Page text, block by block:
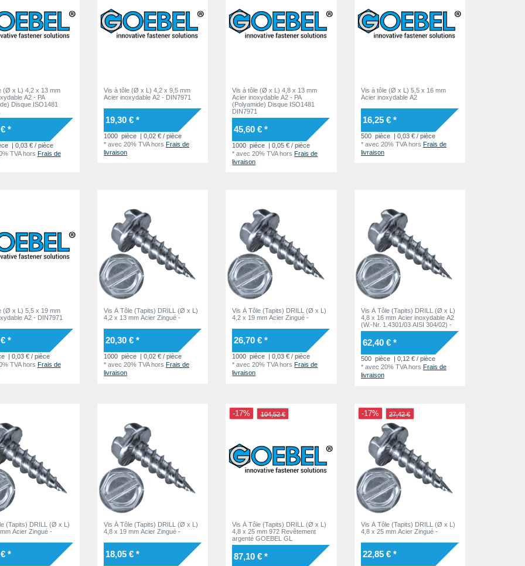
(Ø x L) 4,2 x 13 mm
A2 - PA
Disque ISO1481
*
| 0,03 € / pièce
TVAhors Frais de
Vis à tôle (Ø x L) 4,2 x 9,5 mm
Acier inoxydable A2 - DIN7971
19,30 € *
1000 pièce | 0,02 € / pièce
*avec 20% TVAhorsFrais de
livraison
Vis à tôle (Ø x L) 4,8 x 13 mm
Acier inoxydable A2 - PA
(Polyamide) Disque ISO1481
DIN7971
45,60 € *
1000 pièce | 0,05 € / pièce
*avec 20% TVAhorsFrais de
livraison
Vis à tôle (Ø x L) 5,5 x 16 mm
Acier inoxydable A2
16,25 € *
500 pièce | 0,03 € / pièce
* avec 20% TVAhors Frais de
livraison
(Ø x L) 5,5 x 19 mm
A2 - DIN7971
*
| 0,03 € / pièce
TVAhors Frais de
Vis À Tôle (Tapits) DRILL (Ø x L)
4,2 x 13 mm Acier Zingué -
20,30 € *
1000 pièce
| 0,02 € / pièce
*avec 20% TVAhors Frais de
livraison
Vis À Tôle (Tapits) DRILL (Ø x L)
4,2 x 19 mm Acier Zingué -
26,70 € *
1000 pièce
| 0,03 € / pièce
*avec 20% TVAhors Frais de
livraison
Vis À Tôle (Tapits) DRILL (Ø x L)
4,8 x 16 mm Acier inoxydable A2
(W.-Nr. 1.4301/03 AISI 304/02) -
62,40 € *
500 pièce
| 0,12 € / pièce
* avec 20% TVAhors Frais de
livraison
(Tapits) DRILL (Ø x L)
Acier Zingué -
*
Vis À Tôle (Tapits) DRILL (Ø x L)
4,8 x 19 mm Acier Zingué -
18,05 € *
-17%
Vis À Tôle (Tapits) DRILL (Ø x L)
4,8 x 25 mm 972 Revêtement
argenté GOEBEL GL
104,52 €
87,10 € *
-17%
Vis À Tôle (Tapits) DRILL (Ø x L)
4,8 x 25 mm Acier Zingué -
27,42 €
22,85 € *